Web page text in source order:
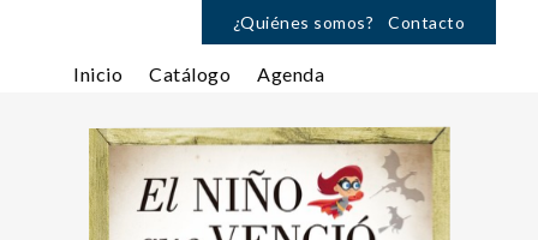
¿Quiénes somos? Contacto
Inicio Catálogo Agenda